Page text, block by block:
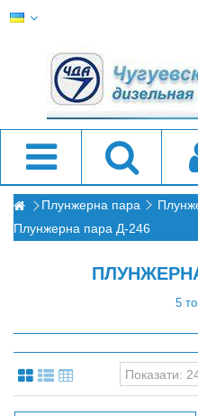
Плунжерна пара
Плунжерна пара Д-246
5